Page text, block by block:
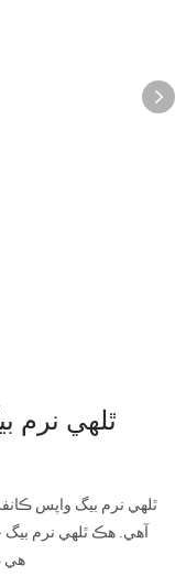
آهي. هڪ ٿلهي نرم بيگ
هي